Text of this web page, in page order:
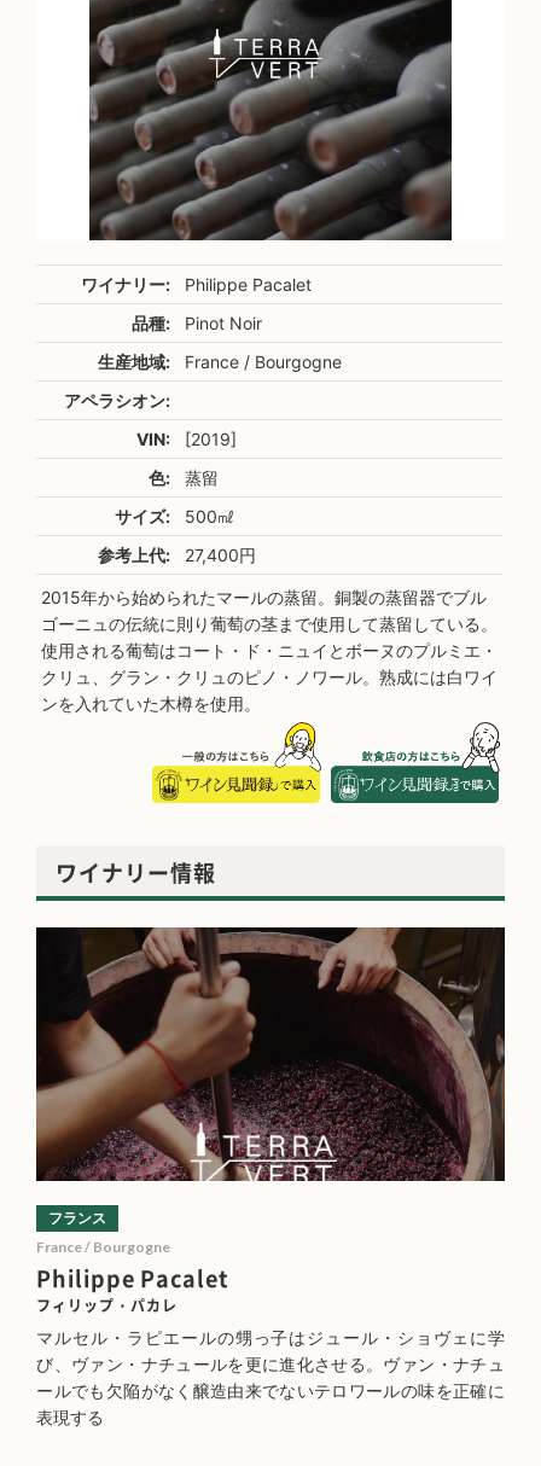
ワイナリー:
Philippe Pacalet
品種:
Pinot Noir
生産地域:
France / Bourgogne
アペラシオン:
VIN:
[2019]
色:
蒸留
サイズ:
500㎖
参考上代:
27,400円
2015年から始められたマールの蒸留。銅製の蒸留器でブル
ゴーニュの伝統に則り葡萄の茎まで使用して蒸留している。
使用される葡萄はコート・ド・ニュイとボーヌのプルミエ・
クリュ、グラン・クリュのピノ・ノワール。熟成には白ワイ
ンを入れていた木樽を使用。
ワイナリー情報
Philippe Pacalet
フィリップ・パカレ
フランス
France / Bourgogne
マルセル・ラピエールの甥っ子はジュール・ショヴェに学
び、ヴァン・ナチュールを更に進化させる。ヴァン・ナチュ
ールでも欠陥がなく醸造由来でないテロワールの味を正確に
表現する